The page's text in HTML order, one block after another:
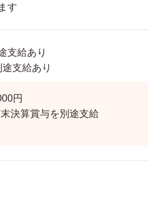
す
支給あり
支給あり
円
決算賞与を別途支給